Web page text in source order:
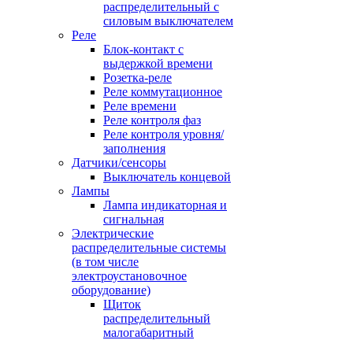
распределительный с
силовым выключателем
Реле
Блок-контакт с
выдержкой времени
Розетка-реле
Реле коммутационное
Реле времени
Реле контроля фаз
Реле контроля уровня/
заполнения
Датчики/сенсоры
Выключатель концевой
Лампы
Лампа индикаторная и
сигнальная
Электрические
распределительные системы
(в том числе
электроустановочное
оборудование)
Щиток
распределительный
малогабаритный